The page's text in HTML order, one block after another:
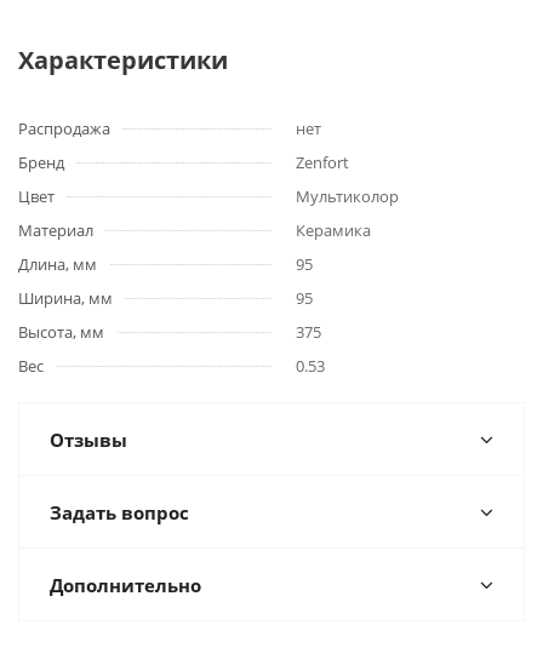
Характеристики
Распродажа
нет
Бренд
Zenfort
Цвет
Мультиколор
Материал
Керамика
Длина, мм
95
Ширина, мм
95
Высота, мм
375
Вес
0.53
Отзывы
Задать вопрос
Дополнительно